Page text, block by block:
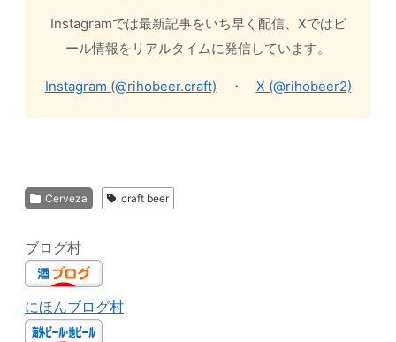
Instagramでは最新記事をいち早く配信、Xではビ
ール情報をリアルタイムに発信しています。
Instagram (@rihobeer.craft) ・ X (@rihobeer2)
Cerveza craft beer
ブログ村
にほんブログ村